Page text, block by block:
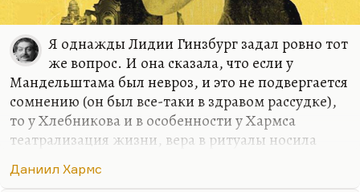
Я однажды Лидии Гинзбург задал ровно тот
же вопрос. И она сказала, что если у
Мандельштама был невроз, и это не подвергается
сомнению (он был все-таки в здравом рассудке),
то у Хлебникова и в особенности у Хармса
театрализация жизни, вера в ритуалы носила
Даниил Хармс